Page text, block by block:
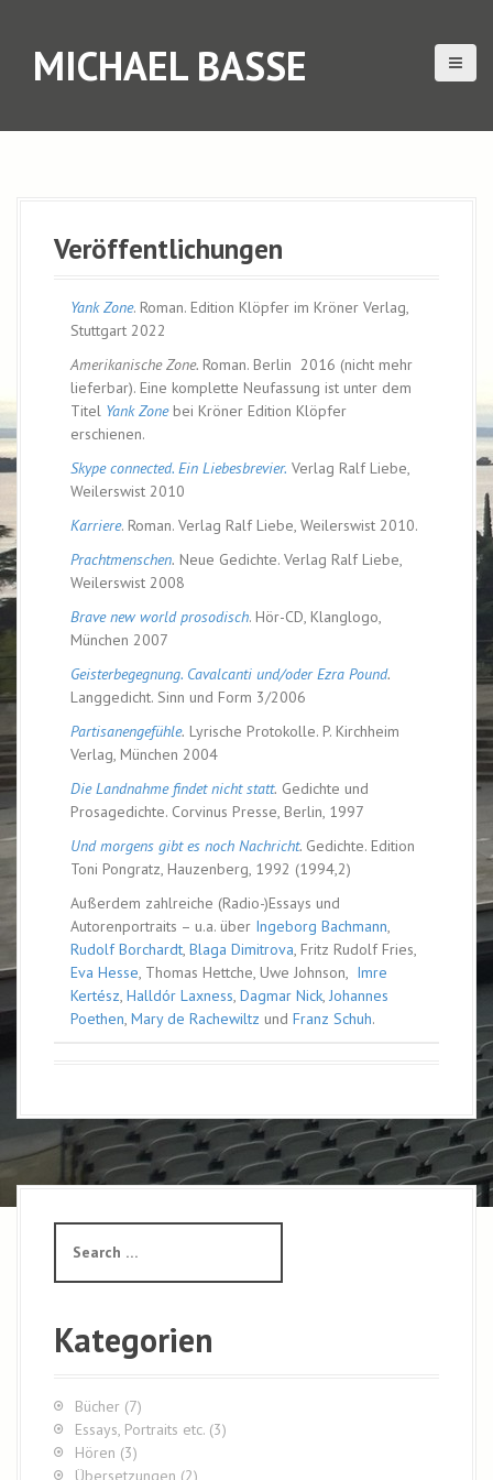
MICHAEL BASSE
Veröffentlichungen
Yank Zone. Roman. Edition Klöpfer im Kröner Verlag,
Stuttgart 2022
Amerikanische Zone. Roman. Berlin 2016 (nicht mehr
lieferbar). Eine komplette Neufassung ist unter dem
Titel Yank Zonebei Kröner Edition Klöpfer
erschienen.
Skype connected. Ein Liebesbrevier. Verlag Ralf Liebe,
Weilerswist 2010
Karriere. Roman. Verlag Ralf Liebe, Weilerswist 2010.
Prachtmenschen. Neue Gedichte. Verlag Ralf Liebe,
Weilerswist 2008
Brave new world prosodisch. Hör-CD, Klanglogo,
München 2007
Geisterbegegnung. Cavalcanti und/oder Ezra Pound.
Langgedicht. Sinn und Form 3/2006
Partisanengefühle. Lyrische Protokolle. P. Kirchheim
Verlag, München 2004
Die Landnahme findet nicht statt. Gedichte und
Prosagedichte. Corvinus Presse, Berlin, 1997
Und morgens gibt es noch Nachricht. Gedichte. Edition
Toni Pongratz, Hauzenberg, 1992 (1994,2)
Außerdem zahlreiche (Radio-)Essays und
Autorenportraits – u.a. über Ingeborg Bachmann,
Rudolf Borchardt, Blaga Dimitrova, Fritz Rudolf Fries,
Eva Hesse, Thomas Hettche, Uwe Johnson, Imre
Kertész, Halldór Laxness, Dagmar Nick, Johannes
Poethen, Mary de Rachewiltz und Franz Schuh.
a
c
h
r
Kategorien
Bücher (7)
Essays, Portraits etc. (3)
Hören (3)
Übersetzungen (2)